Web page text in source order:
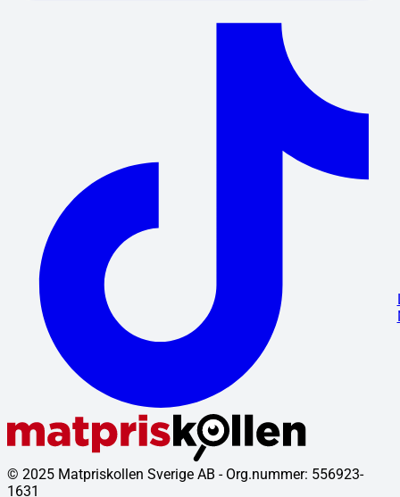
© 2025 Matpriskollen Sverige AB - Org.nummer: 556923-
1631